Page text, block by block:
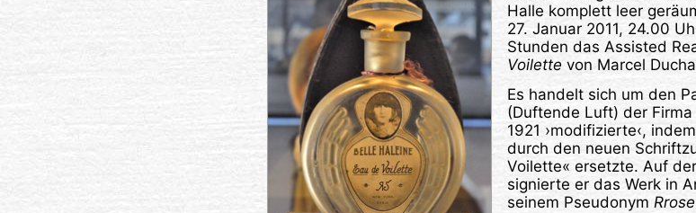
Halle komplett leer
27. Januar 2011, 24.00
Stunden das Assisted
Voilette von Marcel
Es handelt sich um den
(Duftende Luft) der
1921 ›modifizierte‹,
durch den neuen
Voilette« ersetzte. Auf
signierte er das Werk in
seinem Pseudonym